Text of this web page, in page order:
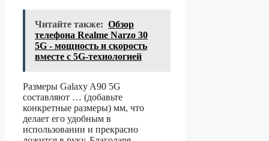
Читайте также: Обзор
телефона Realme Narzo 30
5G - мощность и скорость
вместе с 5G-технологией
Размеры Galaxy A90 5G
составляют … (добавьте
конкретные размеры) мм, что
делает его удобным в
использовании и прекрасно